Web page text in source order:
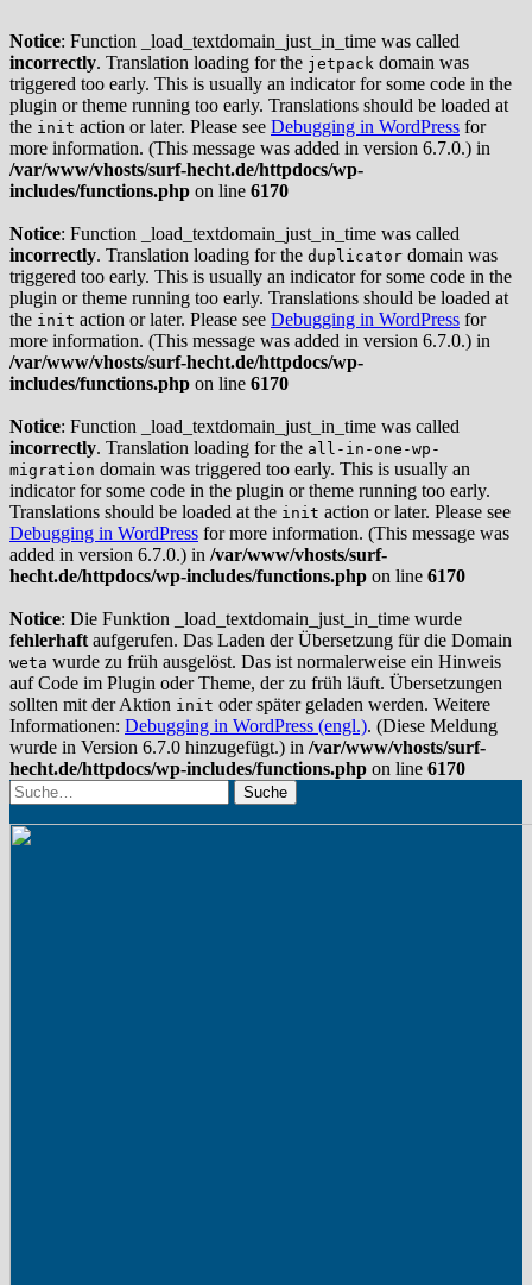
Notice: Function _load_textdomain_just_in_time was called
incorrectly. Translation loading for the jetpack domain was
triggered too early. This is usually an indicator for some code in the
plugin or theme running too early. Translations should be loaded at
the init action or later. Please see Debugging in WordPress for
more information. (This message was added in version 6.7.0.) in
/var/www/vhosts/surf-hecht.de/httpdocs/wp-
includes/functions.php on line 6170
Notice: Function _load_textdomain_just_in_time was called
incorrectly. Translation loading for the duplicator domain was
triggered too early. This is usually an indicator for some code in the
plugin or theme running too early. Translations should be loaded at
the init action or later. Please see Debugging in WordPress for
more information. (This message was added in version 6.7.0.) in
/var/www/vhosts/surf-hecht.de/httpdocs/wp-
includes/functions.php on line 6170
Notice: Function _load_textdomain_just_in_time was called
incorrectly. Translation loading for the all-in-one-wp-
migration domain was triggered too early. This is usually an
indicator for some code in the plugin or theme running too early.
Translations should be loaded at the init action or later. Please see
Debugging in WordPress for more information. (This message was
added in version 6.7.0.) in /var/www/vhosts/surf-
hecht.de/httpdocs/wp-includes/functions.php on line 6170
Notice: Die Funktion _load_textdomain_just_in_time wurde
fehlerhaft aufgerufen. Das Laden der Übersetzung für die Domain
weta wurde zu früh ausgelöst. Das ist normalerweise ein Hinweis
auf Code im Plugin oder Theme, der zu früh läuft. Übersetzungen
sollten mit der Aktion init oder später geladen werden. Weitere
Informationen: Debugging in WordPress (engl.). (Diese Meldung
wurde in Version 6.7.0 hinzugefügt.) in /var/www/vhosts/surf-
hecht.de/httpdocs/wp-includes/functions.php on line 6170
Suche